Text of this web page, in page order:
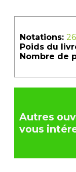
Notations:
Poids du
Nombre de
Autres
vous